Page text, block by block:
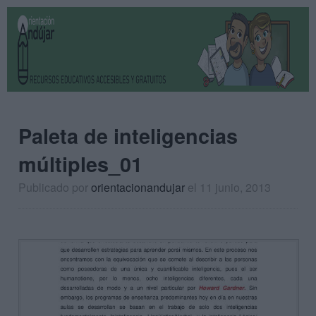
Paleta de inteligencias
múltiples_01
Publicado pororientacionandujar el 11 junio, 2013